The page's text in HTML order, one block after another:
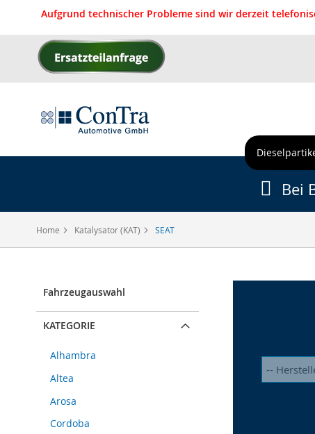
Aufgrund technischer Probleme sind wir derzeit
Direkt
zum
Home Katalysator (KAT) SEAT
Bei
Fahrzeugauswahl
KATEGORIE
Alhambra
Altea
Arosa
Cordoba